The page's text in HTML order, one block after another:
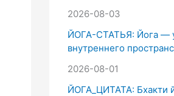
2026-08-03
ЙОГА-СТАТЬЯ: Йога —
внутреннего
2026-08-01
ЙОГА_ЦИТАТА: Бхакти